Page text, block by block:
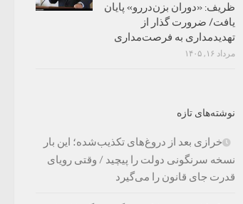
ظریف: «دوران بزن‌دررو» پایان
یافت/ ضرورت گذار از
تهدیدمداری به فرصت‌مداری
مرداد ۱۶, ۱۴۰۵
نوشته‌های تازه
خرازی بعد از دروغ‌های تکذیب‌شده؛ این بار
نسخه سرنگونی دولت را پیچید / وقتی رویای
قدرت جای قانون را می‌گیرد